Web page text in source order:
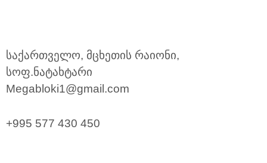
საქართველო, მცხეთის რაიონი,
სოფ.ნატახტარი
Megabloki1@gmail.com
+995 577 430 450